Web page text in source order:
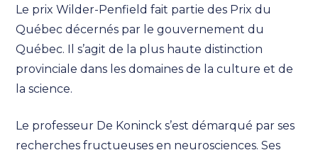
Le prix Wilder-Penfield fait partie des Prix du
Québec décernés par le gouvernement du
Québec. Il s’agit de la plus haute distinction
provinciale dans les domaines de la culture et de
la science.
Le professeur De Koninck s’est démarqué par ses
recherches fructueuses en neurosciences. Ses